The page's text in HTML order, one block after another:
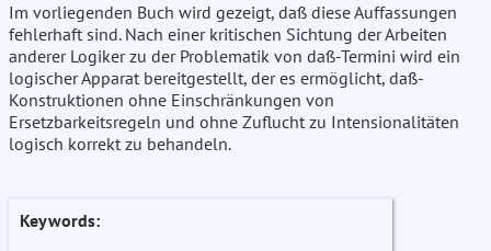
Im vorliegenden Buch wird gezeigt, daß diese Auffassungen
fehlerhaft sind. Nach einer kritischen Sichtung der Arbeiten
anderer Logiker zu der Problematik von daß-Termini wird ein
logischer Apparat bereitgestellt, der es ermöglicht, daß-
Konstruktionen ohne Einschränkungen von
Ersetzbarkeitsregeln und ohne Zuflucht zu Intensionalitäten
logisch korrekt zu behandeln.
Keywords: